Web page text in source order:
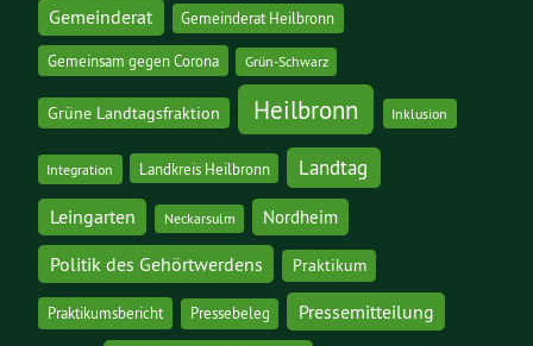
Gemeinderat Gemeinderat Heilbronn
Gemeinsam gegen Corona Grün-Schwarz
Grüne Landtagsfraktion Heilbronn Inklusion
Integration Landkreis Heilbronn Landtag
Leingarten Neckarsulm Nordheim
Politik des Gehörtwerdens Praktikum
Praktikumsbericht Pressebeleg Pressemitteilung